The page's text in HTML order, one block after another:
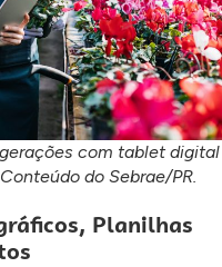
com tablet digital
do Sebrae/PR.
Planilhas